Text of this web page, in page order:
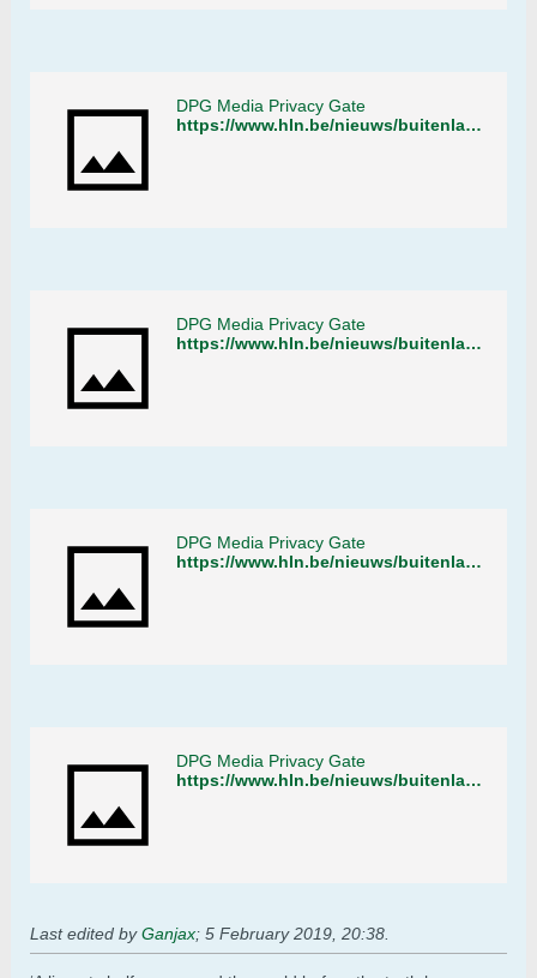
DPG Media Privacy Gate
https://www.hln.be/nieuws/buitenland/nederlandse-politie-sluit-tuin-centrum-winkel-was-spil-in-grootschalige-wietteelt~a71b7f8b/
DPG Media Privacy Gate
https://www.hln.be/nieuws/buitenland/nederlandse-politie-sluit-tuin-centrum-winkel-was-spil-in-grootschalige-wietteelt~a71b7f8b/
DPG Media Privacy Gate
https://www.hln.be/nieuws/buitenland/nederlandse-politie-sluit-tuin-centrum-winkel-was-spil-in-grootschalige-wietteelt~a71b7f8b/
DPG Media Privacy Gate
https://www.hln.be/nieuws/buitenland/nederlandse-politie-sluit-tuin-centrum-winkel-was-spil-in-grootschalige-wietteelt~a71b7f8b/
Last edited byGanjax; 5 February 2019, 20:38